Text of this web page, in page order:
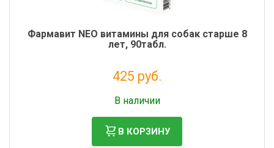
Фармавит NEO витамины для собак старше 8
лет, 90табл.
425 руб.
В наличии
В КОРЗИНУ